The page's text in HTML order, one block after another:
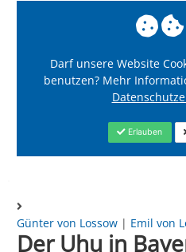
Darf unsere Website
benutzen? Mehr
Erlauben
Günter von Lossow | Emil von
Der Uhu in